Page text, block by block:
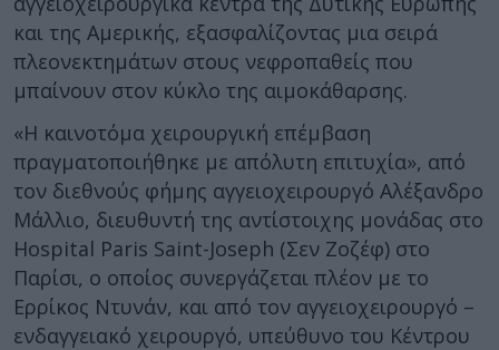
και της Αμερικής, εξασφαλίζοντας μια σειρά
πλεονεκτημάτων στους νεφροπαθείς που
μπαίνουν στον κύκλο της αιμοκάθαρσης.
«Η καινοτόμα χειρουργική επέμβαση
πραγματοποιήθηκε με απόλυτη επιτυχία», από
τον διεθνούς φήμης αγγειοχειρουργό Αλέξανδρο
Μάλλιο, διευθυντή της αντίστοιχης μονάδας στο
Hospital Paris Saint-Joseph (Σεν Ζοζέφ) στο
Παρίσι, ο οποίος συνεργάζεται πλέον με το
Ερρίκος Ντυνάν, και από τον αγγειοχειρουργό –
ενδαγγειακό χειρουργό, υπεύθυνο του Κέντρου